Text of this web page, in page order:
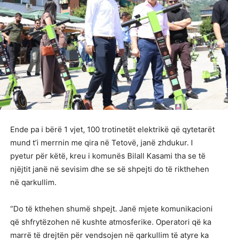
Ende pa i bërë 1 vjet, 100 trotinetët elektrikë që qytetarët
mund t’i merrnin me qira në Tetovë, janë zhdukur. I
pyetur për këtë, kreu i komunës Bilall Kasami tha se të
njëjtit janë në sevisim dhe se së shpejti do të rikthehen
në qarkullim.
“Do të kthehen shumë shpejt. Janë mjete komunikacioni
që shfrytëzohen në kushte atmosferike. Operatori që ka
marrë të drejtën për vendsojen në qarkullim të atyre ka